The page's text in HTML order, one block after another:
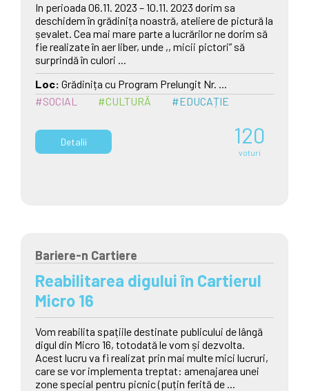
In perioada 06.11. 2023 – 10.11. 2023 dorim sa
deschidem în grădinița noastră, ateliere de pictură la
șevalet. Cea mai mare parte a lucrărilor ne dorim să
fie realizate în aer liber, unde ,, micii pictori” să
surprindă în culori ...
Loc: Grădinița cu Program Prelungit Nr. ...
#SOCIAL
#CULTURĂ #EDUCAȚIE
Detalii 120
voturi
Bariere-n Cartiere
Reabilitarea digului în Cartierul
Micro 16
Vom reabilita spațiile destinate publicului de lângă
digul din Micro 16, totodată le vom și dezvolta.
Acest lucru va fi realizat prin mai multe mici lucruri,
care se vor implementa treptat: amenajarea unei
zone special pentru picnic (puțin ferită de ...